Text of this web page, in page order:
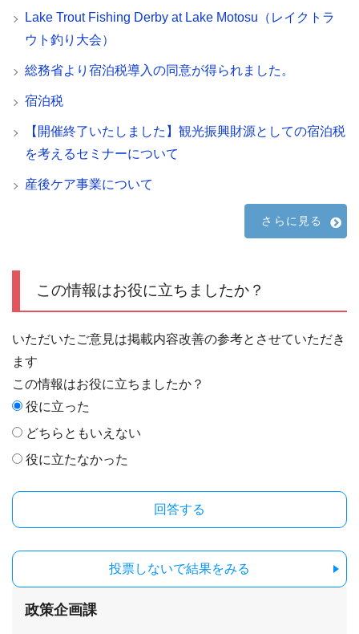
Lake Trout Fishing Derby at Lake Motosu（レイクトラ
ウト釣り大会）
総務省より宿泊税導入の同意が得られました。
宿泊税
【開催終了いたしました】観光振興財源としての宿泊税
を考えるセミナーについて
産後ケア事業について
さらに見る
この情報はお役に立ちましたか？
いただいたご意見は掲載内容改善の参考とさせていただき
ます
この情報はお役に立ちましたか？
役に立った
どちらともいえない
役に立たなかった
投票しないで結果をみる
政策企画課